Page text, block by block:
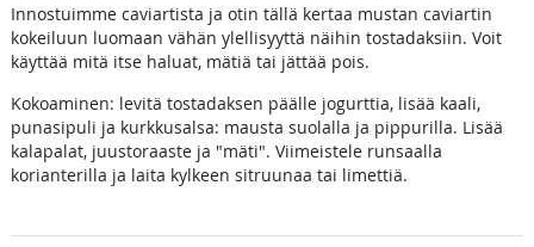
Innostuimme caviartista ja otin tällä kertaa mustan caviartin
kokeiluun luomaan vähän ylellisyyttä näihin tostadaksiin. Voit
käyttää mitä itse haluat, mätiä tai jättää pois.
Kokoaminen: levitä tostadaksen päälle jogurttia, lisää kaali,
punasipuli ja kurkkusalsa: mausta suolalla ja pippurilla. Lisää
kalapalat, juustoraaste ja "mäti". Viimeistele runsaalla
korianterilla ja laita kylkeen sitruunaa tai limettiä.